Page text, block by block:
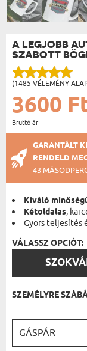
A LEGJOBB
SZABOTT
(1485 VÉLEMÉNY
3600
Bruttó ár
GARANTÁLT
RENDELD
43
Kiváló
Kétoldalas,
Gyors teljesítés
VÁLASSZ OPCIÓT:
VÁLASSZ
SZEMÉLYRE